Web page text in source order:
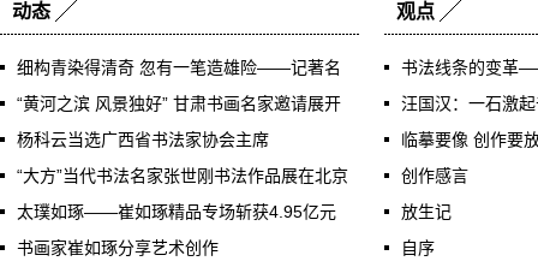
动态
细构青染得清奇 忽有一笔造雄险——记著名
画家宿守政
“黄河之滨 风景独好” 甘肃书画名家邀请展开
展
杨科云当选广西省书法家协会主席
“大方”当代书法名家张世刚书法作品展在北京
国尚美术馆开幕
太璞如琢——崔如琢精品专场斩获4.95亿元
巨幅四条屏创个人新纪录
书画家崔如琢分享艺术创作
观点
书法线条的变革
中的写法与搭配
汪国汉：一石激
临摹要像 创作要
创作感言
放生记
自序